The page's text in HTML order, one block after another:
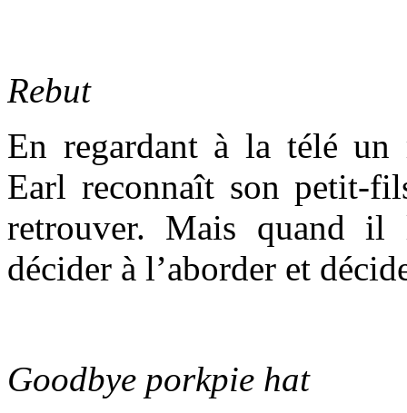
Rebut
En regardant à la télé un
Earl reconnaît son petit-
retrouver. Mais quand
décider à l’aborder et
Goodbye porkpie hat